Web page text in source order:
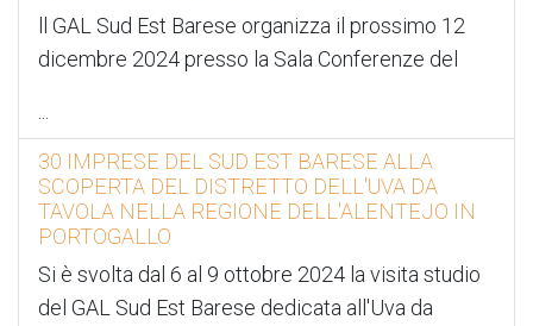
ll GAL Sud Est Barese organizza il prossimo 12
dicembre 2024 presso la Sala Conferenze del
...
30 IMPRESE DEL SUD EST BARESE ALLA
SCOPERTA DEL DISTRETTO DELL'UVA DA
TAVOLA NELLA REGIONE DELL'ALENTEJO IN
PORTOGALLO
Si è svolta dal 6 al 9 ottobre 2024 la visita studio
del GAL Sud Est Barese dedicata all'Uva da